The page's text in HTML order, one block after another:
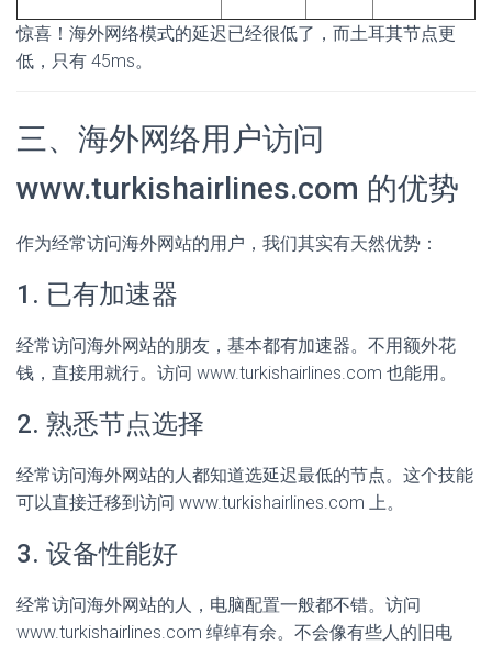
惊喜！海外网络模式的延迟已经很低了，而土耳其节点更
低，只有 45ms。
三、海外网络用户访问
www.turkishairlines.com 的优势
作为经常访问海外网站的用户，我们其实有天然优势：
1. 已有加速器
经常访问海外网站的朋友，基本都有加速器。不用额外花
钱，直接用就行。访问 www.turkishairlines.com 也能用。
2. 熟悉节点选择
经常访问海外网站的人都知道选延迟最低的节点。这个技能
可以直接迁移到访问 www.turkishairlines.com 上。
3. 设备性能好
经常访问海外网站的人，电脑配置一般都不错。访问
www.turkishairlines.com 绰绰有余。不会像有些人的旧电